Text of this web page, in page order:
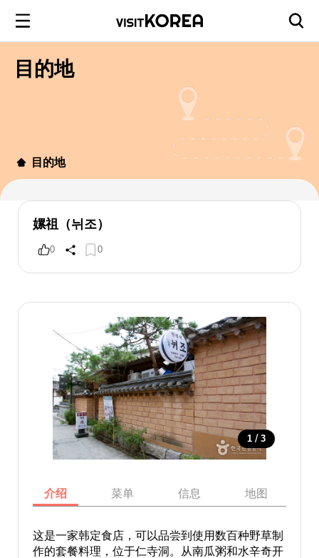
目的地
目的地
嫘祖（뉘조）
0 0
1 / 3
介绍 菜单 信息 地图
这是一家韩定食店，可以品尝到使用数百种野草制
作的套餐料理，位于仁寺洞。从南瓜粥和水辛奇开